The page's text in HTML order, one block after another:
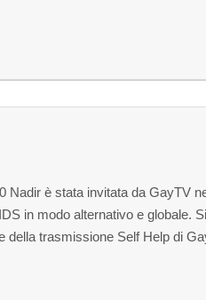
Nadir è stata invitata da GayTV
in modo alternativo e globale.
della trasmissione Self Help di